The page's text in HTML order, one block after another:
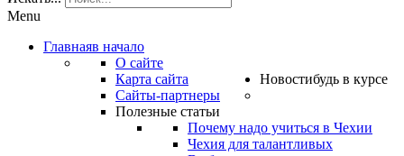
Menu
Главнаяв начало
О сайте
Карта сайта
Сайты-партнеры
Новостибудь в курсе
Полезные статьи
Почему надо учиться в Чехии
Чехия для талантливых